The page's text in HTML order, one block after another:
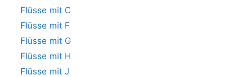
Flüsse mit C
Flüsse mit F
Flüsse mit G
Flüsse mit H
Flüsse mit J